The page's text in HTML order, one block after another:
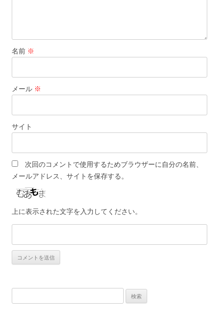
名前 ※
メール ※
サイト
次回のコメントで使用するためブラウザーに自分の名前、
メールアドレス、サイトを保存する。
上に表示された文字を入力してください。
索: